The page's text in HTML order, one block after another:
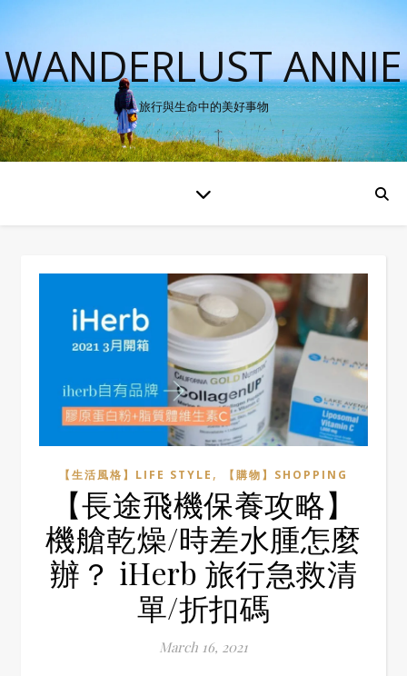
WANDERLUST ANNIE
旅行與生命中的美好事物
【生活風格】LIFE STYLE , 【購物】SHOPPING
【長途飛機保養攻略】
機艙乾燥/時差水腫怎麼
辦？ iHerb 旅行急救清
單/折扣碼
March 16, 2021